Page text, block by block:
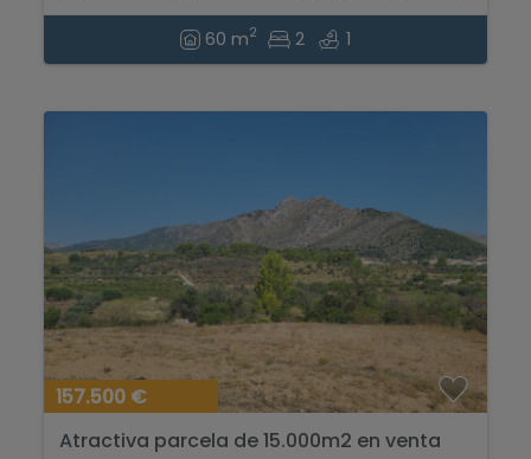
60 m2 2 1
157.500 €
Atractiva parcela de 15.000m2 en venta